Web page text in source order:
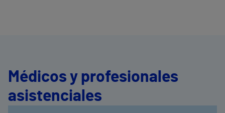
Médicos y profesionales
asistenciales